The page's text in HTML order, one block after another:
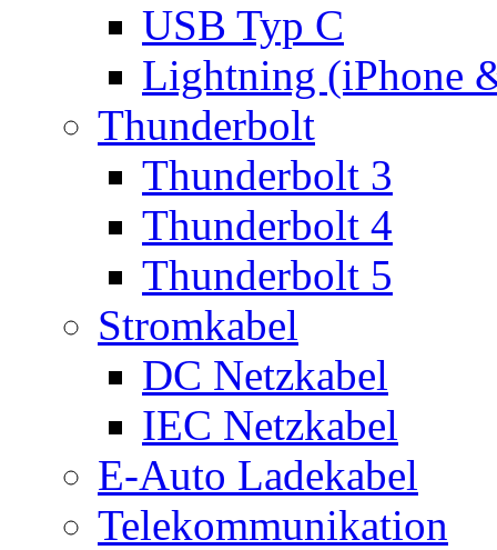
USB Typ C
Lightning (iPhone
Thunderbolt
Thunderbolt 3
Thunderbolt 4
Thunderbolt 5
Stromkabel
DC Netzkabel
IEC Netzkabel
E-Auto Ladekabel
Telekommunikation